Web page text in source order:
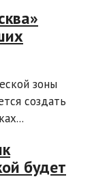
зоны
создать
будет